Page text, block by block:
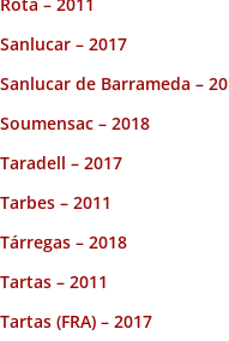
– 2017
de Barrameda –
– 2018
– 2017
– 2011
– 2018
– 2011
(FRA) – 2017